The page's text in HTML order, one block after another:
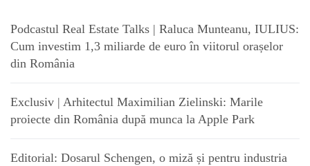
Podcastul Real Estate Talks | Raluca Munteanu, IULIUS:
Cum investim 1,3 miliarde de euro în viitorul orașelor
din România
Exclusiv | Arhitectul Maximilian Zielinski: Marile
proiecte din România după munca la Apple Park
Editorial: Dosarul Schengen, o miză și pentru industria